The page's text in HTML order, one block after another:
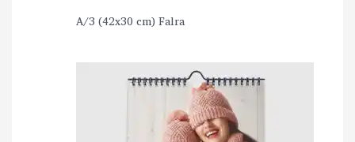
A/3 (42x30 cm) Falra